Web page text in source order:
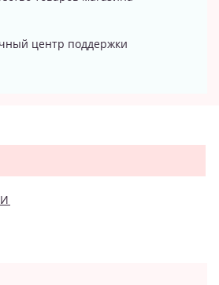
центр поддержки